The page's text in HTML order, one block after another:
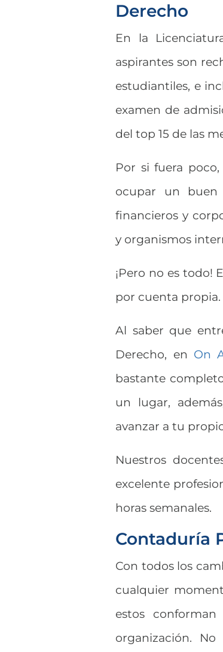
Derecho
En la
aspirantes son
estudiantiles, e
examen de
del top 15 de las
Por si fuera
ocupar un buen
financieros y
y organismos
¡Pero no es todo!
por cuenta propia.
Al saber que
Derecho, en On
bastante
un lugar,
avanzar a tu
Nuestros
excelente
horas semanales.
Contaduría
Con todos los
cualquier
estos
organización.